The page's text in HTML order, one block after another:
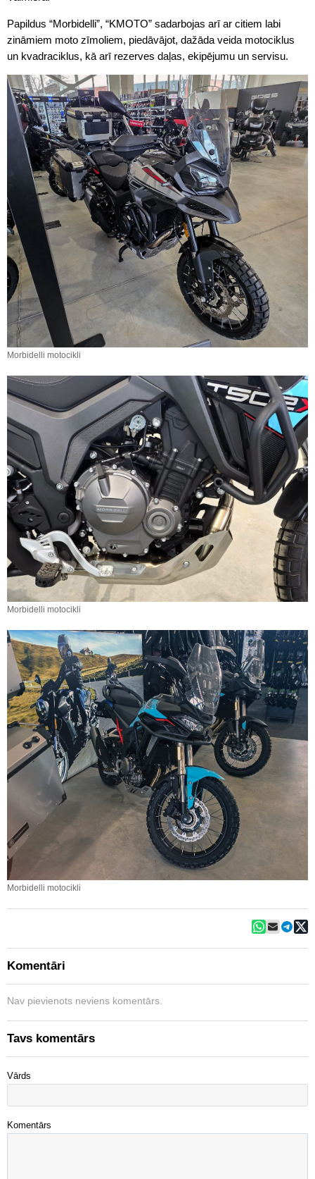
Papildus “Morbidelli”, “KMOTO” sadarbojas arī ar citiem labi
zināmiem moto zīmoliem, piedāvājot, dažāda veida motociklus
un kvadraciklus, kā arī rezerves daļas, ekipējumu un servisu.
Morbidelli motocikli
Morbidelli motocikli
Morbidelli motocikli
Komentāri
Nav pievienots neviens komentārs.
Tavs komentārs
Vārds
Komentārs